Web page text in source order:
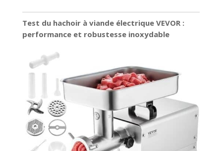
Test du hachoir à viande électrique VEVOR :
performance et robustesse inoxydable